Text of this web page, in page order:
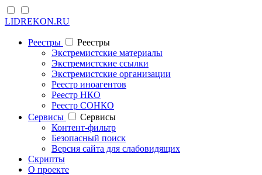
LIDREKON.RU
Реестры
Реестры
Экстремистские материалы
Экстремистские ссылки
Экстремистские организации
Реестр иноагентов
Реестр НКО
Реестр СОНКО
Cервисы
Cервисы
Контент-фильтр
Безопасный поиск
Версия сайта для слабовидящих
Скрипты
О проекте